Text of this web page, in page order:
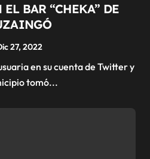
BAR “CHEKA” DE
27, 2022
tomó...